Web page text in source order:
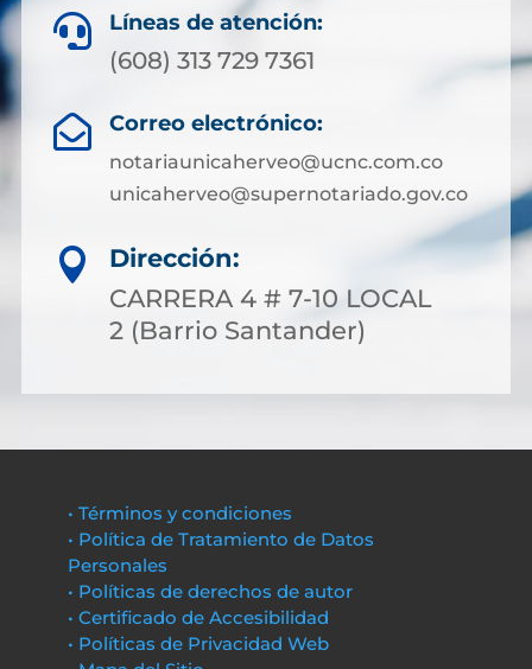
 Líneas de atención:
(608) 313 729 7361
 Correo electrónico:
notariaunicaherveo@ucnc.com.co
unicaherveo@supernotariado.gov.co

Dirección:
CARRERA 4 # 7-10 LOCAL
2 (Barrio Santander)
• Términos y condiciones
• Política de Tratamiento de Datos
Personales
• Políticas de derechos de autor
• Certificado de Accesibilidad
• Políticas de Privacidad Web